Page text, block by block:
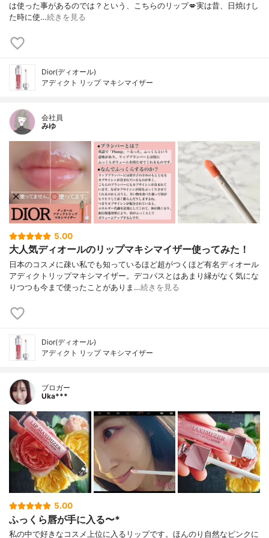
は使った事があるのでは？という、こちらのリップ💋実は昔、日焼けし
た時に使…続きを見る
Dior(ディオール)
アディクト リップ マキシマイザー
会社員
みゆ
5.00
大人気ディオールのリップマキシマイザー使ってみた！
日本のコスメに疎い私でも知っているほど超がつくほど有名ディオール
アディクトリップマキシマイザー。デコパスとはあまり縁がなく気にな
りつつも今まで使ったことがありま…続きを見る
Dior(ディオール)
アディクト リップ マキシマイザー
ブロガー
Uka***
5.00
ふっくら唇が手に入る〜*
私の中で好きなコスメ上位に入るリップです。ほんのり自然なピンクに